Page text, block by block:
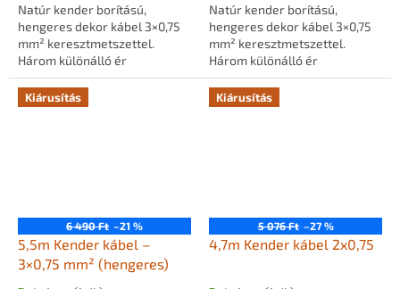
Natúr kender borítású,
hengeres dekor kábel 3×0,75
mm² keresztmetszettel.
Három különálló ér
természetes kender
bevonattal, lámpaépítéshez
és dekorációs világításhoz.
Natúr kender borítású,
hengeres dekor kábel 3×0,75
mm² keresztmetszettel.
Három különálló ér
természetes kender
bevonattal, lámpaépítéshez
és dekorációs világításhoz.
Kiárusítás
6 490 Ft –21 %
5,5m Kender kábel –
3×0,75 mm² (hengeres)
Kiárusítás
5 076 Ft –27 %
4,7m Kender kábel 2x0,75